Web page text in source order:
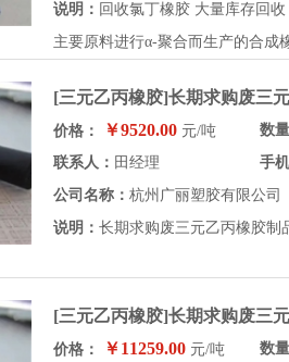
说明： 回收氯丁橡胶 大量库存回
主要原料进行α-聚合而生产的合成
[三元乙丙橡胶]长期求购废三
价格： ￥9520.00 元/吨
数
联系人： 田经理
手
公司名称： 杭州广丽塑胶有限公司
说明： 长期求购废三元乙丙橡胶制
[三元乙丙橡胶]长期求购废三
价格： ￥11259.00 元/吨 数